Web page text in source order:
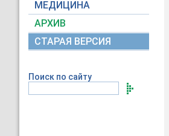
МЕДИЦИНА
АРХИВ
СТАРАЯ ВЕРСИЯ
Поиск по сайту